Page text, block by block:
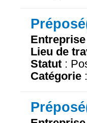
Entreprise
Lieu de
Statut :
Catégorie :